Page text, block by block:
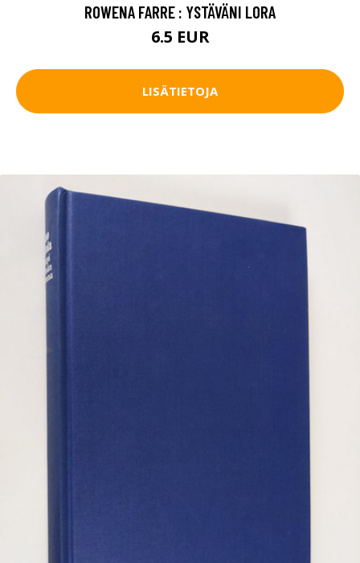
ROWENA FARRE : YSTÄVÄNI LORA
6.5 EUR
LISÄTIETOJA